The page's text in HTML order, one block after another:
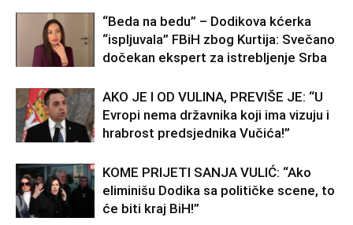
“Beda na bedu” – Dodikova kćerka
“ispljuvala” FBiH zbog Kurtija: Svečano
dočekan ekspert za istrebljenje Srba
AKO JE I OD VULINA, PREVIŠE JE: “U
Evropi nema državnika koji ima vizuju i
hrabrost predsjednika Vučića!”
KOME PRIJETI SANJA VULIĆ: “Ako
eliminišu Dodika sa političke scene, to
će biti kraj BiH!”